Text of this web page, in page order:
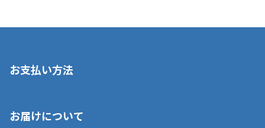
お支払い方法
いいただくことはできません。ご了承ください。
お届けについて